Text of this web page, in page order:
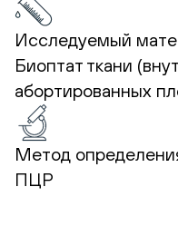
Исследуемый
Биоптат ткани
абортированных
Метод
ПЦР